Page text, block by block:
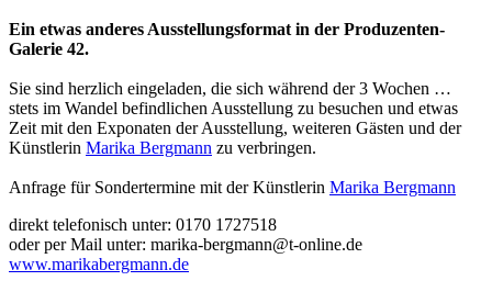
Ein etwas anderes Ausstellungsformat in der Produzenten-
Galerie 42.
Sie sind herzlich eingeladen, die sich während der 3 Wochen …
stets im Wandel befindlichen Ausstellung zu besuchen und etwas
Zeit mit den Exponaten der Ausstellung, weiteren Gästen und der
Künstlerin Marika Bergmann zu verbringen.
Anfrage für Sondertermine mit der Künstlerin Marika Bergmann
direkt telefonisch unter: 0170 1727518
oder per Mail unter: marika-bergmann@t-online.de
www.marikabergmann.de